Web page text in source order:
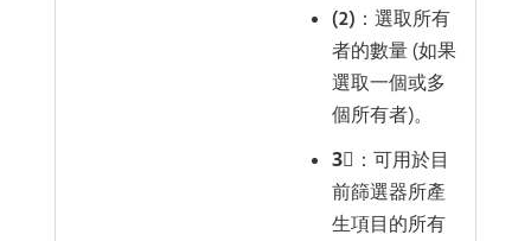
(2) ：選取所有
者的數量 (如果
選取一個或多
個所有者)。
3︎⃣ ：可用於目
前篩選器所產
生項目的所有